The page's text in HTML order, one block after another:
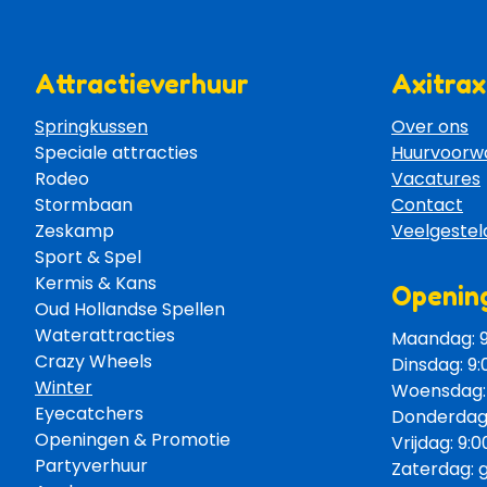
Attractieverhuur
Springkussen
Speciale attracties
Rodeo
Stormbaan
Zeskamp
Sport & Spel
Kermis & Kans
Oud Hollandse Spellen
Waterattracties
Crazy Wheels
Winter
Eyecatchers
Openingen & Promotie
Partyverhuur
Over ons
Vacatures
Contact
Maandag:
Dinsdag:
Vrijdag:
Zaterdag: